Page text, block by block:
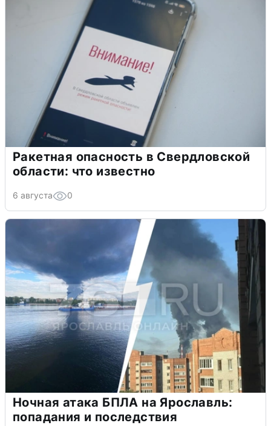
Ракетная опасность в Свердловской
области: что известно
6 августа 0
Ночная атака БПЛА на Ярославль:
попадания и последствия